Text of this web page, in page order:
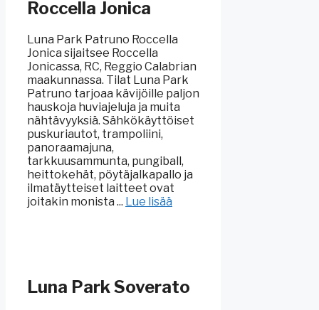
Roccella Jonica
Luna Park Patruno Roccella
Jonica sijaitsee Roccella
Jonicassa, RC, Reggio Calabrian
maakunnassa. Tilat Luna Park
Patruno tarjoaa kävijöille paljon
hauskoja huviajeluja ja muita
nähtävyyksiä. Sähkökäyttöiset
puskuriautot, trampoliini,
panoraamajuna,
tarkkuusammunta, pungiball,
heittokehät, pöytäjalkapallo ja
ilmatäytteiset laitteet ovat
joitakin monista ... Lue lisää
Luna Park Soverato